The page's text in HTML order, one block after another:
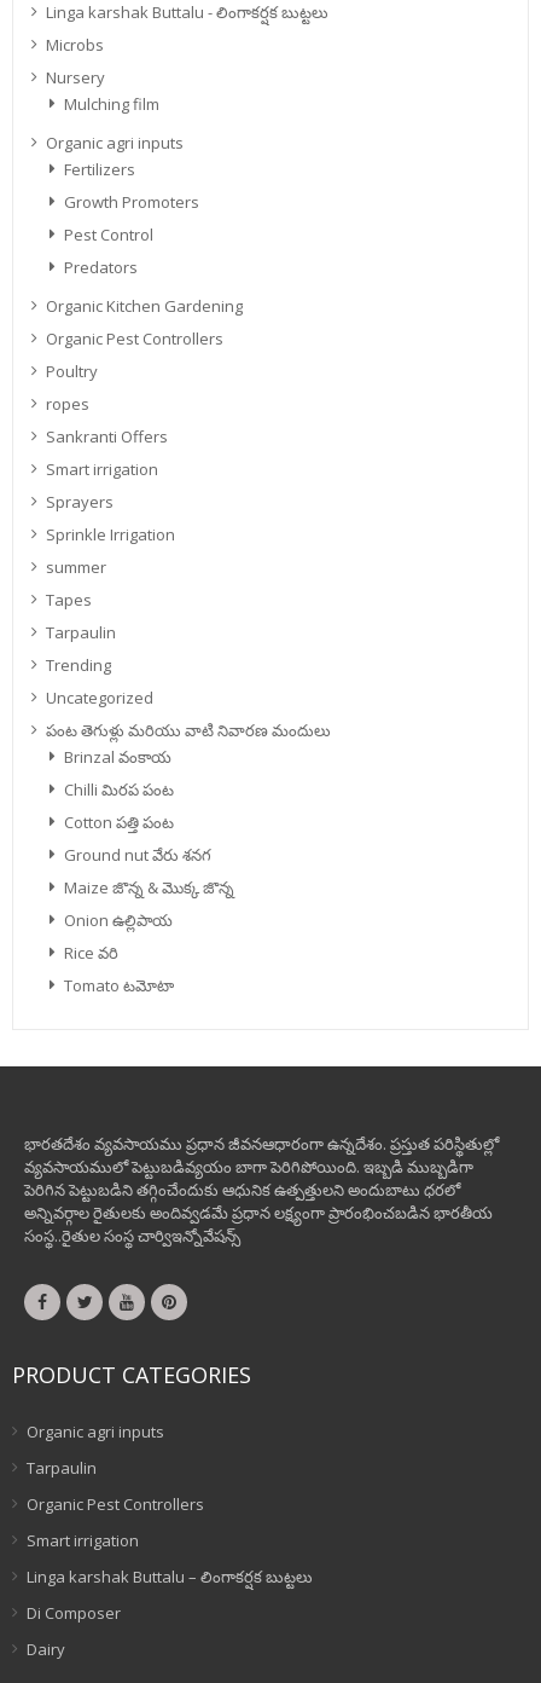
Linga karshak Buttalu - లింగాకర్షక బుట్టలు
Microbs
Nursery
Mulching film
Organic agri inputs
Fertilizers
Growth Promoters
Pest Control
Predators
Organic Kitchen Gardening
Organic Pest Controllers
Poultry
ropes
Sankranti Offers
Smart irrigation
Sprayers
Sprinkle Irrigation
summer
Tapes
Tarpaulin
Trending
Uncategorized
పంట తెగుళ్లు మరియు వాటి నివారణ మందులు
Brinzal వంకాయ
Chilli మిరప పంట
Cotton పత్తి పంట
Ground nut వేరు శనగ
Maize జొన్న & మొక్క జొన్న
Onion ఉల్లిపాయ
Rice వరి
Tomato టమోటా
భారతదేశం వ్యవసాయము ప్రధాన జీవనఆధారంగా ఉన్నదేశం. ప్రస్తుత పరిస్థితుల్లో
వ్యవసాయములో పెట్టుబడివ్యయం బాగా పెరిగిపోయింది. ఇబ్బడి ముబ్బడిగా
పెరిగిన పెట్టుబడిని తగ్గించేందుకు ఆధునిక ఉత్పత్తులని అందుబాటు ధరలో
అన్నివర్గాల రైతులకు అందివ్వడమే ప్రధాన లక్ష్యంగా ప్రారంభించబడిన భారతీయ
సంస్థ..రైతుల సంస్థ చార్విఇన్నోవేషన్స్
PRODUCT CATEGORIES
Organic agri inputs
Tarpaulin
Organic Pest Controllers
Smart irrigation
Linga karshak Buttalu – లింగాకర్షక బుట్టలు
Di Composer
Dairy